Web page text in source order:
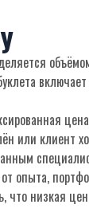
или клиент
опыта,
низкая